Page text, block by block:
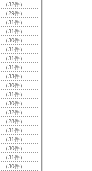
（32件）
（29件）
（31件）
（31件）
（30件）
（31件）
（31件）
（31件）
（33件）
（30件）
（31件）
（30件）
（32件）
（28件）
（31件）
（31件）
（30件）
（31件）
（30件）